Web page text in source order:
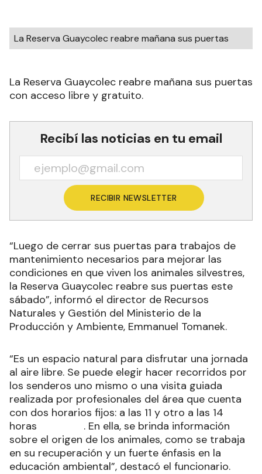
La Reserva Guaycolec reabre mañana sus puertas
La Reserva Guaycolec reabre mañana sus puertas
con acceso libre y gratuito.
Recibí las noticias en tu email
RECIBIR NEWSLETTER
“Luego de cerrar sus puertas para trabajos de
mantenimiento necesarios para mejorar las
condiciones en que viven los animales silvestres,
la Reserva Guaycolec reabre sus puertas este
sábado”, informó el director de Recursos
Naturales y Gestión del Ministerio de la
Producción y Ambiente, Emmanuel Tomanek.
“Es un espacio natural para disfrutar una jornada
al aire libre. Se puede elegir hacer recorridos por
los senderos uno mismo o una visita guiada
realizada por profesionales del área que cuenta
con dos horarios fijos: a las 11 y otro a las 14
horas . En ella, se brinda información
sobre el origen de los animales, como se trabaja
en su recuperación y un fuerte énfasis en la
educación ambiental”, destacó el funcionario.